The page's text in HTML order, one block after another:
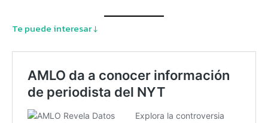
Te puede interesar ↓